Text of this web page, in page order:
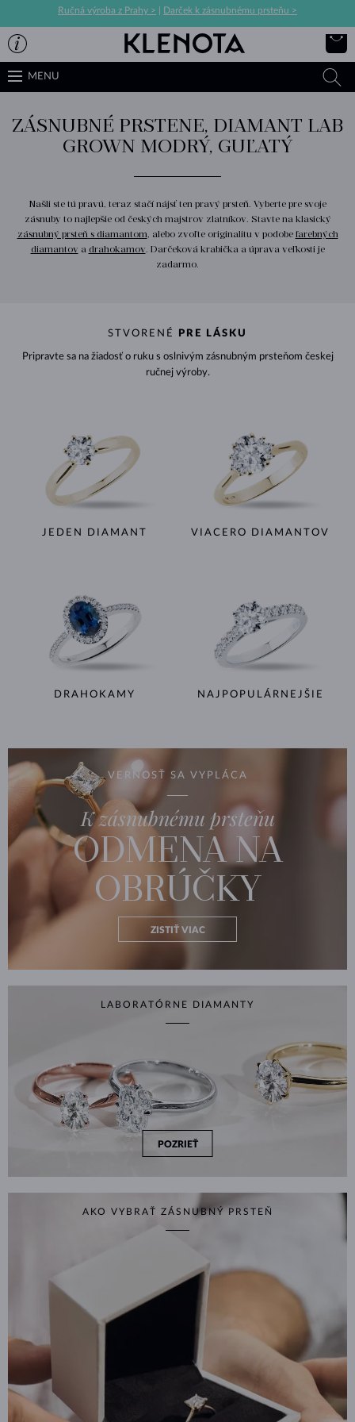
Ručná výroba z Prahy > Darček k zásnubnému prsteňu >
MENU
ZÁSNUBNÉ PRSTENE, DIAMANT LAB
GROWN MODRÝ, GUĽATÝ
Našli ste tú pravú, teraz stačí nájsť ten pravý prsteň. Vyberte pre svoje
zásnuby to najlepšie od českých majstrov zlatníkov. Stavte na klasický
zásnubný prsteň s diamantom, alebo zvoľte originalitu v podobe farebných
diamantov a drahokamov. Darčeková krabička a úprava veľkosti je
zadarmo.
STVORENÉ PRE LÁSKU
Pripravte sa na žiadosť o ruku s oslnivým zásnubným prsteňom českej
ručnej výroby.
JEDEN DIAMANT VIACERO DIAMANTOV
DRAHOKAMY NAJPOPULÁRNEJŠIE
VERNOSŤ SA VYPLÁCA
K zásnubnému prsteňu
ODMENA NA
OBRÚČKY
ZISTIŤ VIAC
LABORATÓRNE DIAMANTY
POZRIEŤ
AKO VYBRAŤ ZÁSNUBNÝ PRSTEŇ